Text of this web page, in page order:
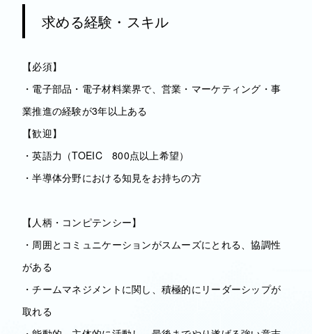
求める経験・スキル
【必須】
・電子部品・電子材料業界で、営業・マーケティング・事
業推進の経験が3年以上ある
【歓迎】
・英語力（TOEIC 800点以上希望）
・半導体分野における知見をお持ちの方
【人柄・コンピテンシー】
・周囲とコミュニケーションがスムーズにとれる、協調性
がある
・チームマネジメントに関し、積極的にリーダーシップが
取れる